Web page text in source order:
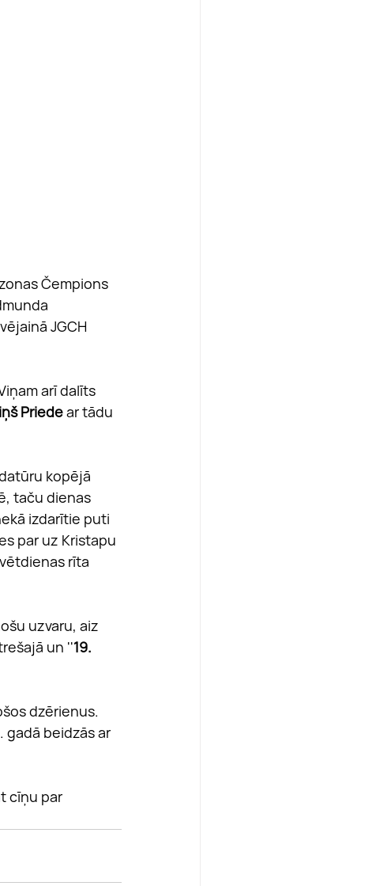
Čempions
JGCH
arī dalīts
Priede ar tādu
kopējā
taču dienas
izdarītie puti
par uz Kristapu
rīta
uzvaru, aiz
un ''19.
dzērienus.
gadā beidzās ar
cīņu par